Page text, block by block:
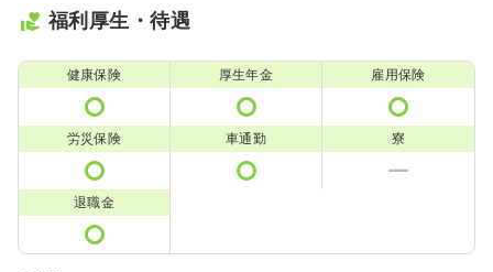
福利厚生・待遇
健康保険 厚生年金 雇用保険
労災保険 車通勤 寮
退職金